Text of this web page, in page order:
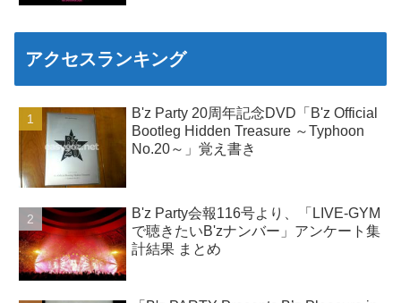
アクセスランキング
B'z Party 20周年記念DVD「B'z Official
Bootleg Hidden Treasure ～Typhoon
No.20～」覚え書き
B'z Party会報116号より、「LIVE-GYM
で聴きたいB'zナンバー」アンケート集
計結果 まとめ